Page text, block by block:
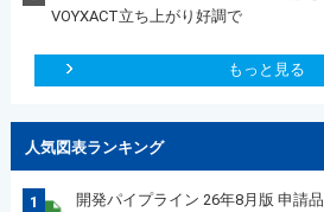
VOYXACT立ち上がり好調で
もっと見る
人気図表ランキング
1 開発パイプライン 26年8月版 申請